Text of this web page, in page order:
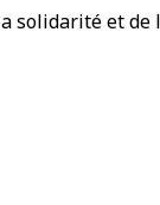
solidarité et de